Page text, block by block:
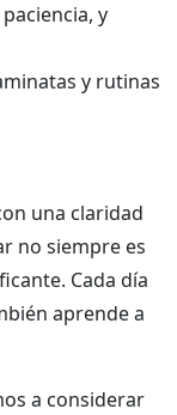
y
y rutinas
una claridad
no siempre es
Cada día
aprende a
a considerar